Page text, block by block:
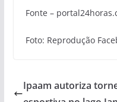
Fonte –
Foto: Reprodução
Ipaam autoriza